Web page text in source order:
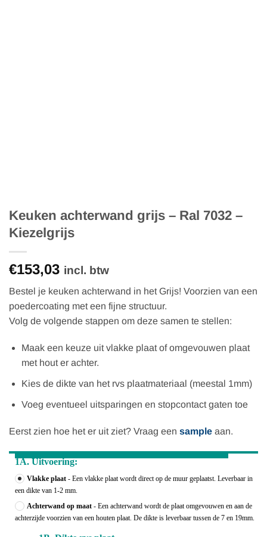
Keuken achterwand grijs – Ral 7032 –
Kiezelgrijs
€153,03 incl. btw
Bestel je keuken achterwand in het Grijs! Voorzien van een
poedercoating met een fijne structuur.
Volg de volgende stappen om deze samen te stellen:
Maak een keuze uit vlakke plaat of omgevouwen plaat
met hout er achter.
Kies de dikte van het rvs plaatmateriaal (meestal 1mm)
Voeg eventueel uitsparingen en stopcontact gaten toe
Eerst zien hoe het er uit ziet? Vraag een sample aan.
1A. Uitvoering:
Vlakke plaat - Een vlakke plaat wordt direct op de muur geplaatst. Leverbaar in
een dikte van 1-2 mm.
Achterwand op maat - Een achterwand wordt de plaat omgevouwen en aan de
achterzijde voorzien van een houten plaat. De dikte is leverbaar tussen de 7 en 19mm.